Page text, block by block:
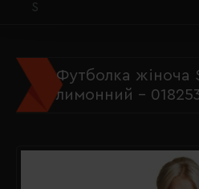
S
Футболка жіноча
лимонний -